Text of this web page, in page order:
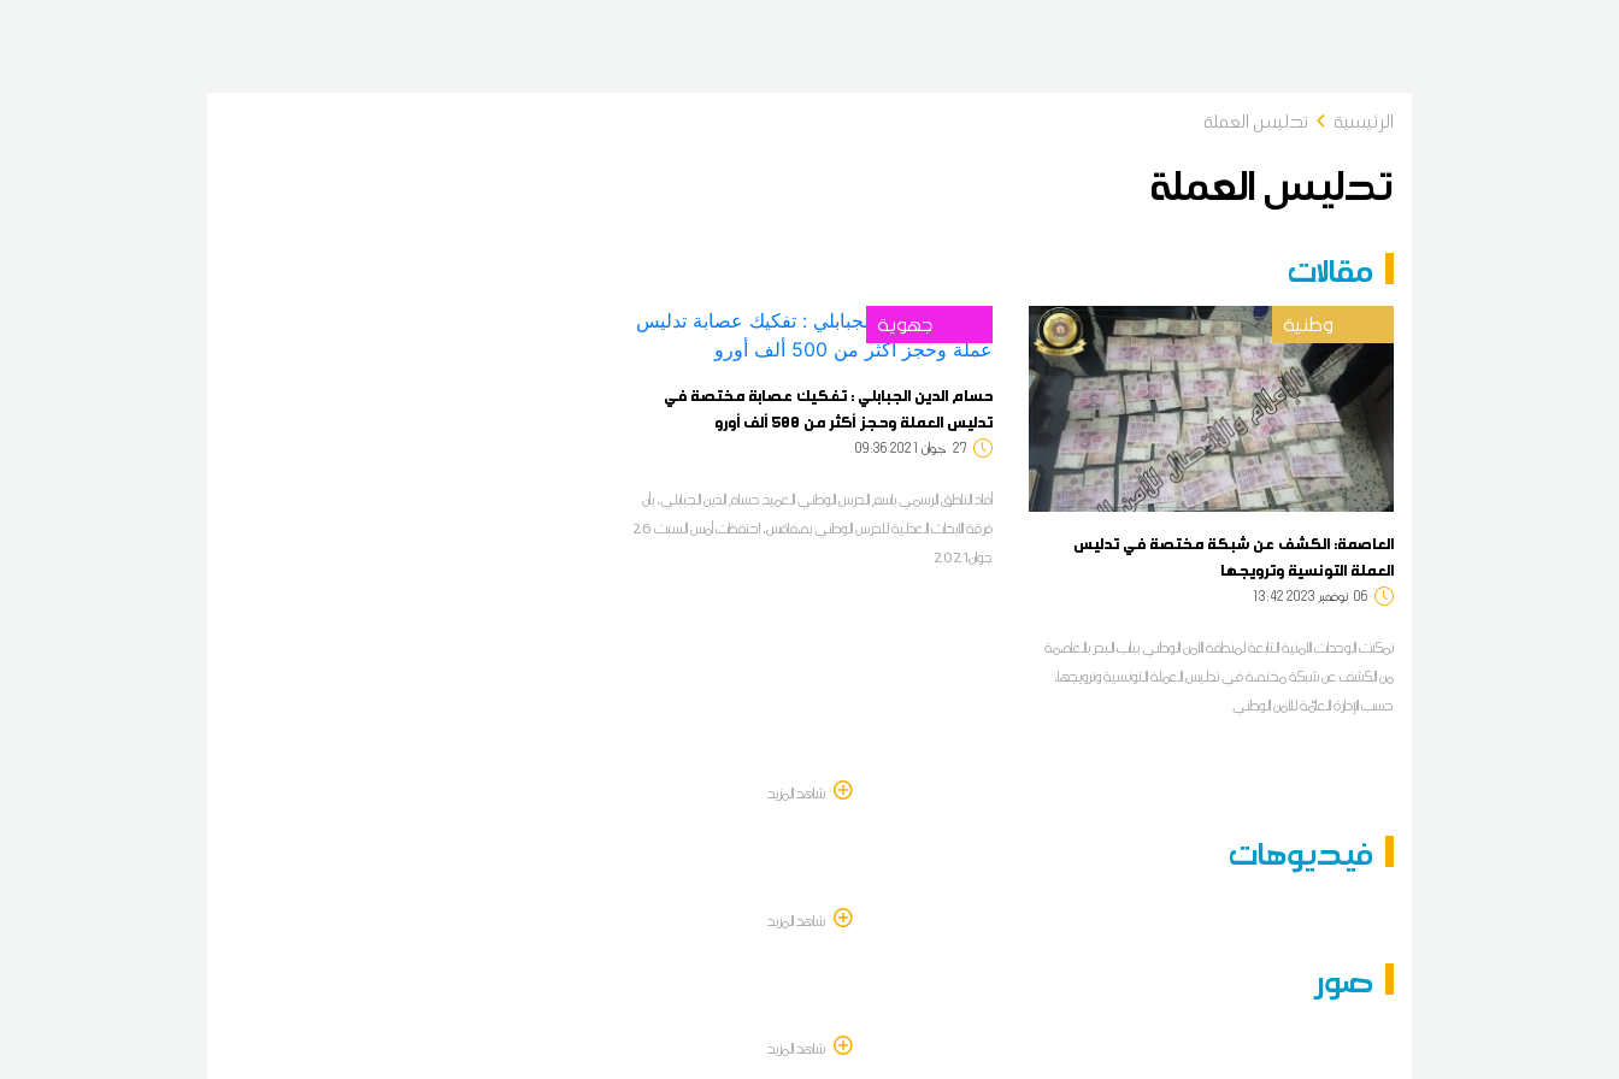
الرئيسية تدليس العملة
تدليس العملة
مقالات
وطنية
العاصمة: الكشف عن شبكة مختصة في تدليس
العملة التونسية وترويجها
06 13:42 2023 نوفمبر
تمكنت الوحدات الأمنية التابعة لمنطقة الأمن الوطني بباب البحر بالعاصمة
من الكشف عن شبكة مختصة في تدليس العملة التونسية وترويجها،
حسب الإدارة العامّة للأمن الوطني
جهوية
حسام الدين الجبابلي : تفكيك عصابة مختصة في
تدليس العملة وحجز أكثر من 500 ألف أورو
27 09:36 2021 جوان
أفاد الناطق الرسمي باسم الحرس الوطني العميد حسام الدين الجبابلي، بأن
فرقة الأبحاث العدلية للحرس الوطني بصفاقس، احتفظت أمس السبت 26
جوان2021
شاهد المزيد
فيديوهات
شاهد المزيد
صور
شاهد المزيد